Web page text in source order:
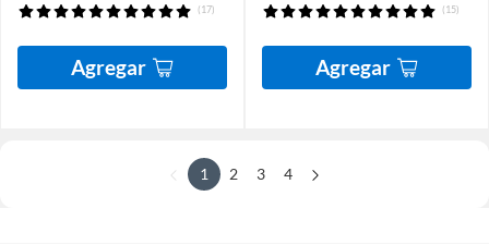
(17)
Agregar
(15)
Agregar
1 2 3 4